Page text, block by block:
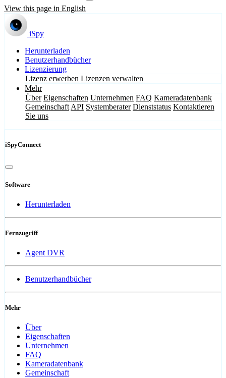
View this page in English
iSpy
Herunterladen
Benutzerhandbücher
Lizenzierung
Lizenz erwerben Lizenzen verwalten
Mehr
Über Eigenschaften Unternehmen FAQ Kameradatenbank
Gemeinschaft API Systemberater Dienststatus Kontaktieren
Sie uns
iSpyConnect
Software
Herunterladen
Fernzugriff
Agent DVR
Benutzerhandbücher
Mehr
Über
Eigenschaften
Unternehmen
FAQ
Kameradatenbank
Gemeinschaft